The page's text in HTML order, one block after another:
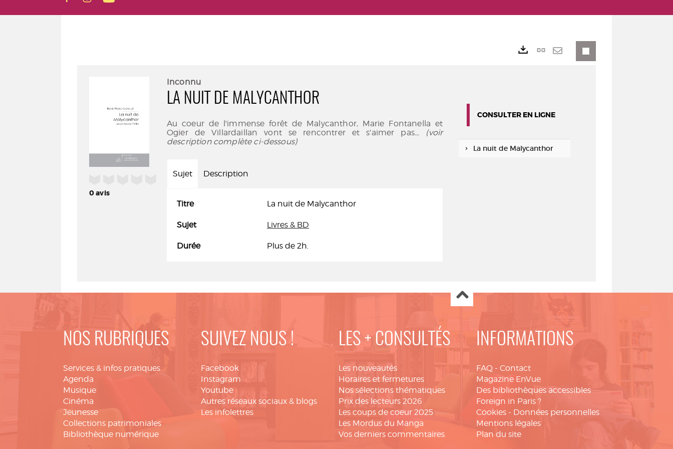
0avis
Inconnu
LA NUIT DE MALYCANTHOR
Au coeur de l'immense forêt de Malycanthor, Marie Fontanella et
Ogier de Villardaillan vont se rencontrer et s'aimer pas... (voir
description complète ci-dessous)
Sujet Description
Titre La nuit de Malycanthor
Sujet Livres & BD
Durée Plus de 2h.
Lien
CONSULTER EN LIGNE
La nuit de Malycanthor
NOS RUBRIQUES
Services & infos pratiques
Agenda
Musique
Cinéma
Jeunesse
Collections patrimoniales
Bibliothèque numérique
SUIVEZ NOUS !
Facebook
Instagram
Youtube
Autres réseaux sociaux & blogs
Les infolettres
LES + CONSULTÉS
Les nouveautés
Horaires et fermetures
Nos sélections thématiques
Prix des lecteurs 2026
Les coups de coeur 2025
Les Mordus du Manga
Vos derniers commentaires
INFORMATIONS
FAQ - Contact
Magazine EnVue
Des bibliothèques accessibles
Foreign in Paris ?
Cookies - Données personnelles
Mentions légales
Plan du site